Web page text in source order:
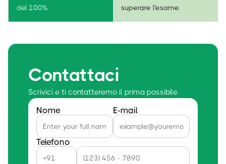
del 100%.
superare l'esame.
Contattaci
Scrivici e ti contatteremo il prima possibile
Nome E-mail
Telefono